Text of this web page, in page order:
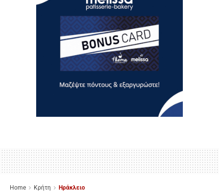
Home Κρήτη Ηράκλειο